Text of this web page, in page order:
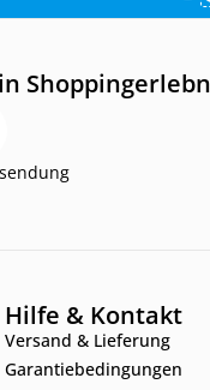
Hilfe & Kontakt
Versand & Lieferung
Garantiebedingungen